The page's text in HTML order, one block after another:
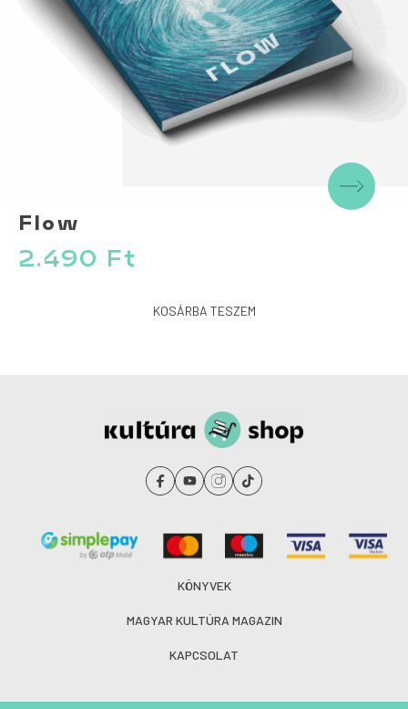
Flow
2.490 Ft
KOSÁRBA TESZEM
KÖNYVEK
MAGYAR KULTÚRA MAGAZIN
KAPCSOLAT